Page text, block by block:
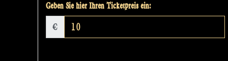
Geben Sie hier Ihren Ticketpreis ein:
€